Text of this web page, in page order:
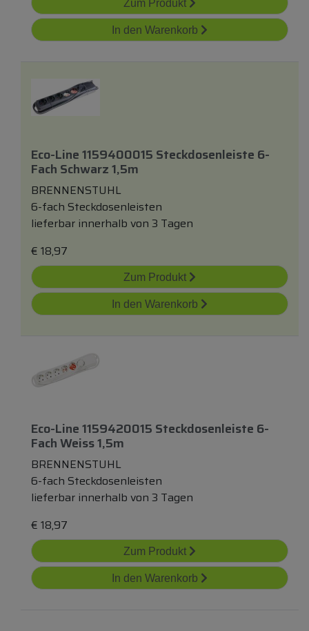
Zum Produkt
In den Warenkorb
Eco-Line 1159400015 Steckdosenleiste 6-
Fach Schwarz 1,5m
BRENNENSTUHL
6-fach Steckdosenleisten
lieferbar innerhalb von 3 Tagen
€ 18,97
Zum Produkt
In den Warenkorb
Eco-Line 1159420015 Steckdosenleiste 6-
Fach Weiss 1,5m
BRENNENSTUHL
6-fach Steckdosenleisten
lieferbar innerhalb von 3 Tagen
€ 18,97
Zum Produkt
In den Warenkorb